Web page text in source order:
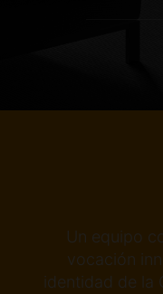
Un equipo
vocación
identidad de la